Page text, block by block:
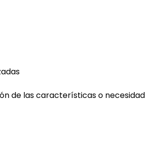
de las características o